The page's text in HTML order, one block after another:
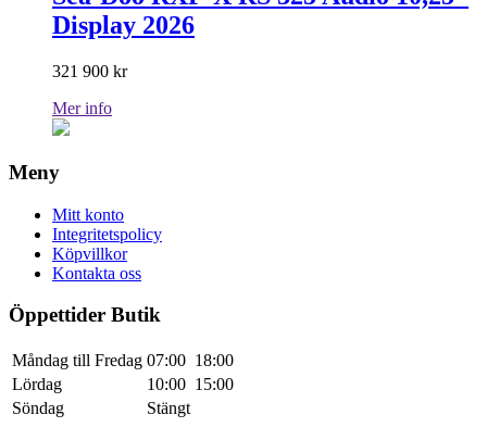
Display 2026
321 900 kr
Mer info
Meny
Mitt konto
Integritetspolicy
Köpvillkor
Kontakta oss
Öppettider Butik
Måndag till Fredag 07:00 18:00
Lördag
10:00 15:00
Söndag
Stängt